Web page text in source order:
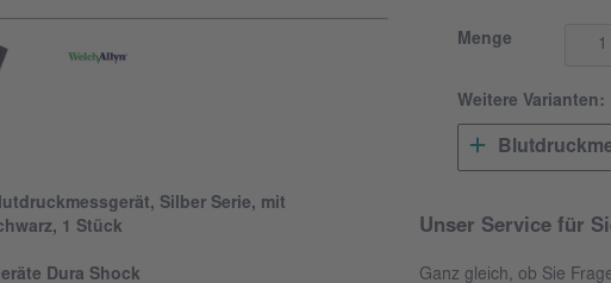
Silber Serie, mit
1 Stück
Dura Shock
Menge
Weitere Varianten:
Unser Service für
Ganz gleich, ob Sie